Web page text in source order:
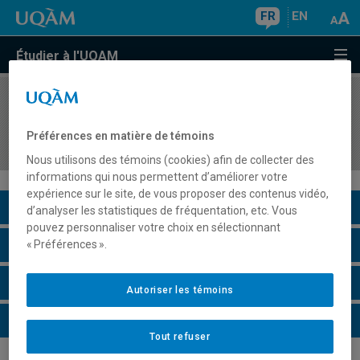
FR EN
Étudier à l'UQAM
COURS//
britannique jusqu'à la fin du XVIIIe siècle
Description du cours
Horaire - Été 2026
Horaire - Automne 2026
Horaire - Hiver 2027
Préférences en matière de témoins
Nous utilisons des témoins (cookies) afin de collecter des
informations qui nous permettent d’améliorer votre
expérience sur le site, de vous proposer des contenus vidéo,
d’analyser les statistiques de fréquentation, etc. Vous
pouvez personnaliser votre choix en sélectionnant
« Préférences ».
Tout refuser
Autoriser les témoins